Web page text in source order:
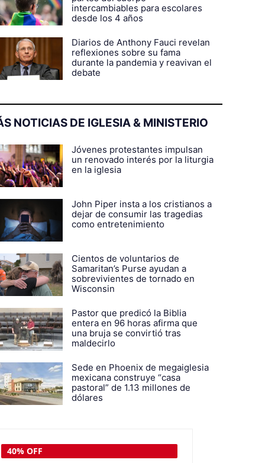
intercambiables para escolares
desde los 4 años
Diarios de Anthony Fauci revelan
reflexiones sobre su fama
durante la pandemia y reavivan el
debate
NOTICIAS DE IGLESIA & MINISTERIO
Jóvenes protestantes impulsan
un renovado interés por la liturgia
en la iglesia
John Piper insta a los cristianos a
dejar de consumir las tragedias
como entretenimiento
Cientos de voluntarios de
Samaritan’s Purse ayudan a
sobrevivientes de tornado en
Wisconsin
Pastor que predicó la Biblia
entera en 96 horas afirma que
una bruja se convirtió tras
maldecirlo
Sede en Phoenix de megaiglesia
mexicana construye “casa
pastoral” de 1.13 millones de
dólares
30% OFF